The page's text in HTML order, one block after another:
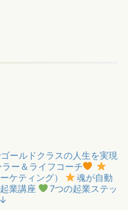
ールドクラスの人生を実現
ー＆ライフコーチ
ケティング）
魂が自動
業講座
7つの起業ステッ